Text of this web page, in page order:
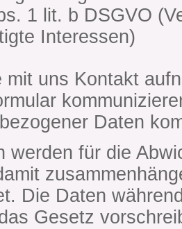
1 lit. b DSGVO
Interessen)
mit uns Kontakt
Daten
werden für die
Die Daten
Gesetz